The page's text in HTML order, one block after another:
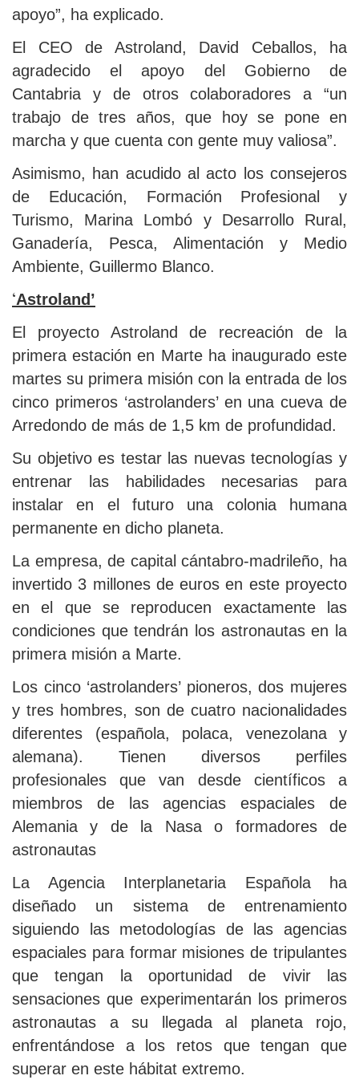
apoyo”, ha explicado.
El CEO de Astroland, David Ceballos, ha
agradecido el apoyo del Gobierno de
Cantabria y de otros colaboradores a “un
trabajo de tres años, que hoy se pone en
marcha y que cuenta con gente muy valiosa”.
Asimismo, han acudido al acto los consejeros
de Educación, Formación Profesional y
Turismo, Marina Lombó y Desarrollo Rural,
Ganadería, Pesca, Alimentación y Medio
Ambiente, Guillermo Blanco.
‘Astroland’
El proyecto Astroland de recreación de la
primera estación en Marte ha inaugurado este
martes su primera misión con la entrada de los
cinco primeros ‘astrolanders’ en una cueva de
Arredondo de más de 1,5 km de profundidad.
Su objetivo es testar las nuevas tecnologías y
entrenar las habilidades necesarias para
instalar en el futuro una colonia humana
permanente en dicho planeta.
La empresa, de capital cántabro-madrileño, ha
invertido 3 millones de euros en este proyecto
en el que se reproducen exactamente las
condiciones que tendrán los astronautas en la
primera misión a Marte.
Los cinco ‘astrolanders’ pioneros, dos mujeres
y tres hombres, son de cuatro nacionalidades
diferentes (española, polaca, venezolana y
alemana). Tienen diversos perfiles
profesionales que van desde científicos a
miembros de las agencias espaciales de
Alemania y de la Nasa o formadores de
astronautas
La Agencia Interplanetaria Española ha
diseñado un sistema de entrenamiento
siguiendo las metodologías de las agencias
espaciales para formar misiones de tripulantes
que tengan la oportunidad de vivir las
sensaciones que experimentarán los primeros
astronautas a su llegada al planeta rojo,
enfrentándose a los retos que tengan que
superar en este hábitat extremo.